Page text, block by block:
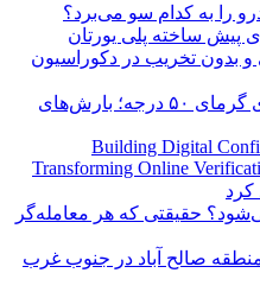
را به کدام سو می‌برد؟
پیش ساخته پلی یورتان
بدون تخریب در دکوراسیون
هشدار قرمز هواشناسی برای گرمای ۵۰ درجه؛ بارش‌های
Building Digital
Transforming Online
کرد
حقیقتی که هر معامله‌گر
صالح آباد در جنوب غرب